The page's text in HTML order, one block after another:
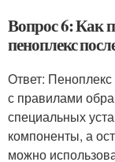
Вопрос 6: Как
пеноплекс
Ответ: Пеноплекс
с правилами
специальных
компоненты, а
можно